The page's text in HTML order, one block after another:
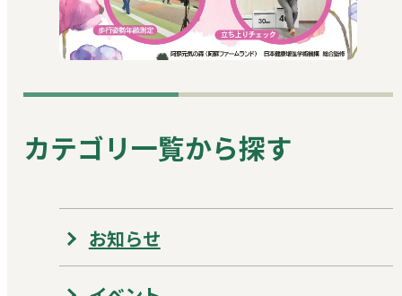
カテゴリ一覧から探す
お知らせ